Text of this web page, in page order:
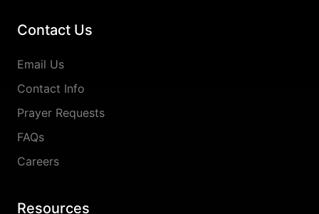
Contact Us
Email Us
Contact Info
Prayer Requests
FAQs
Careers
Resources